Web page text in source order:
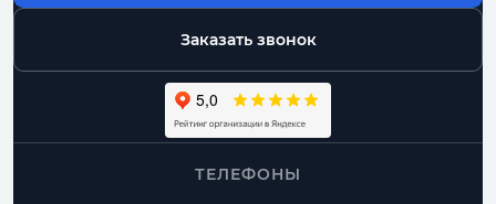
Заказать звонок
ТЕЛЕФОНЫ